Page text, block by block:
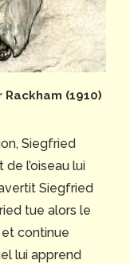
(1910)
Siegfried
l’oiseau lui
Siegfried
tue alors le
et continue
lui apprend